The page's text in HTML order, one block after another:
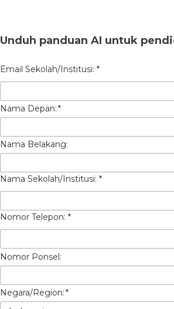
Unduh panduan AI untuk
*
Nama Depan:
Nama Belakang:
Nomor Ponsel:
*
Negara/Region: